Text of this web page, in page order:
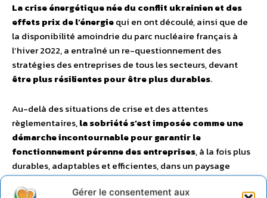
Gérer le consentement aux
La crise énergétique née du conflit ukrainien et des
effets prix de l’énergiequi en ont découlé, ainsi que de
la disponibilité amoindrie du parc nucléaire français à
l’hiver 2022, a entraîné un re-questionnement des
stratégies des entreprises de tous les secteurs, devant
être plus résilientes pour être plus durables.
Au-delà des situations de crise et des attentes
règlementaires,la sobriété s’est imposée comme une
démarche incontournable pour garantir le
fonctionnement pérenne des entreprises, à la fois plus
durables, adaptables et efficientes, dans un paysage
économique en évolution continue.